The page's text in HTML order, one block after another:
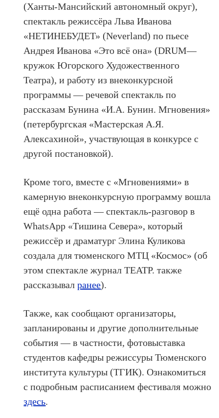
(Ханты-Мансийский автономный округ),
спектакль режиссёра Льва Иванова
«НЕТИНЕБУДЕТ» (Neverland) по пьесе
Андрея Иванова «Это всё она» (DRUM—
кружок Югорского Художественного
Театра), и работу из внеконкурсной
программы — речевой спектакль по
рассказам Бунина «И.А. Бунин. Мгновения»
(петербургская «Мастерская А.Я.
Алексахиной», участвующая в конкурсе с
другой постановкой).
Кроме того, вместе с «Мгновениями» в
камерную внеконкурсную программу вошла
ещё одна работа — спектакль-разговор в
WhatsApp «Тишина Севера», который
режиссёр и драматург Элина Куликова
создала для тюменского МТЦ «Космос» (об
этом спектакле журнал ТЕАТР. также
рассказывалранее).
Также, как сообщают организаторы,
запланированы и другие дополнительные
события — в частности, фотовыставка
студентов кафедры режиссуры Тюменского
института культуры (ТГИК). Ознакомиться
с подробным расписанием фестиваля можно
здесь.